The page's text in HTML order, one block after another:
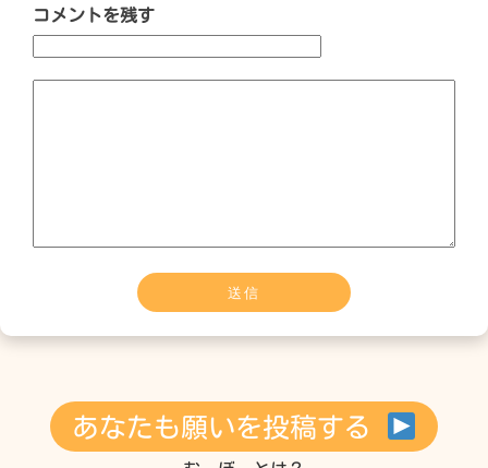
コメントを残す
あなたも願いを投稿する